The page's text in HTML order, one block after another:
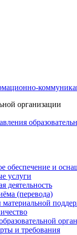
организации
обеспечение и
услуги
деятельность
(перевода)
и требования